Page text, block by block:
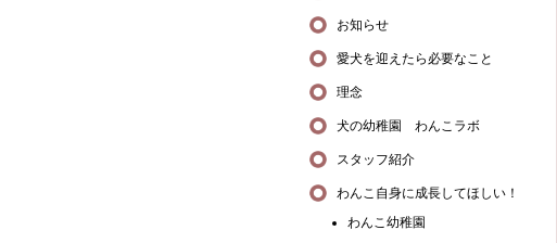
お知らせ
愛犬を迎えたら必要なこと
理念
犬の幼稚園 わんこラボ
スタッフ紹介
わんこ自身に成長してほしい！
わんこ幼稚園